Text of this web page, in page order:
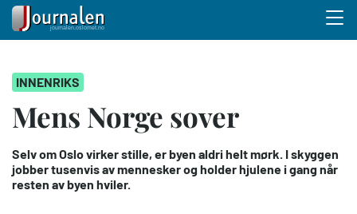
hovedinnhold
INNENRIKS
Mens Norge sover
Selv om Oslo virker stille, er byen aldri helt mørk. I skyggen
jobber tusenvis av mennesker og holder hjulene i gang når
resten av byen hviler.